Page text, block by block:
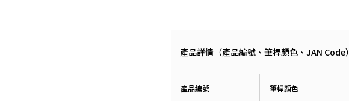
產品詳情（產品編號、筆桿顏色、JAN Code）
產品編號 筆桿顏色